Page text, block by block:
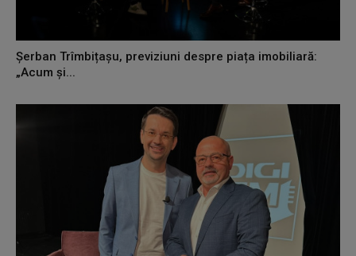
Șerban Trîmbițașu, previziuni despre piața imobiliară:
„Acum și...